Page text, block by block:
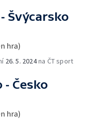
Švýcarsko
hra)
26. 5. 2024na ČT sport
- Česko
hra)